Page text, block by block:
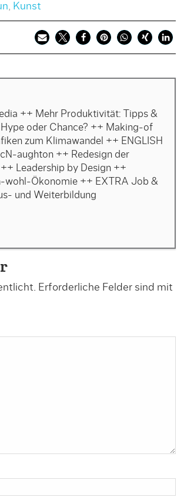
Kunst
++ Mehr Produktivität: Tipps &
Hype oder Chance? ++ Making-of
zum Klimawandel ++ ENGLISH
aughton ++ Redesign der
Leadership by Design ++
wohl-Ökonomie ++ EXTRA Job &
und Weiterbildung
Erforderliche Felder sind mit